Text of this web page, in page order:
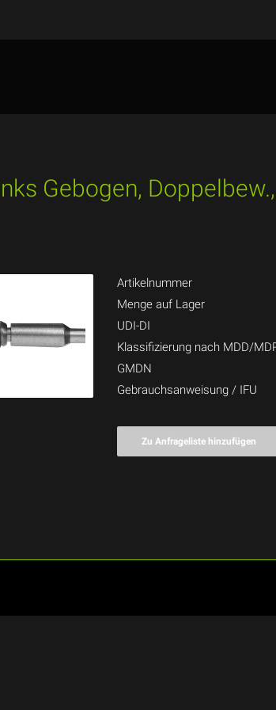
Gebogen,
Artikelnummer
Menge auf Lager
UDI-DI
Klassifizierung nach MDD/
GMDN
Gebrauchsanweisung / IFU
Zu Anfrageliste hinzufügen